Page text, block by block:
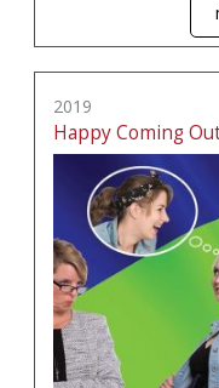
2019
Happy Coming